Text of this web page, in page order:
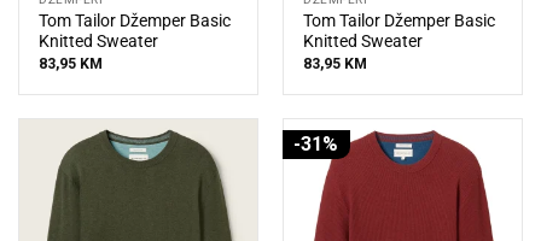
Tom Tailor Džemper Basic
Knitted Sweater
83,95 KM
Tom Tailor Džemper Basic
Knitted Sweater
83,95 KM
-31%